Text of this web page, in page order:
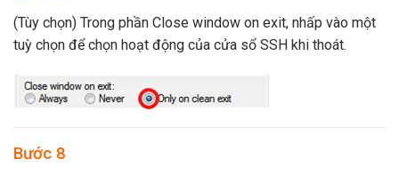
(Tùy chọn) Trong phần Close window on exit, nhấp vào một
tuỳ chọn để chọn hoạt động của cửa sổ SSH khi thoát.
Bước 8